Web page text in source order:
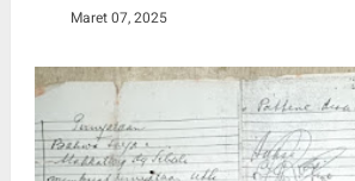
Maret 07, 2025